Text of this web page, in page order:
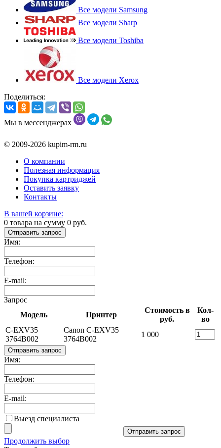
Все модели Samsung
Все модели Sharp
Все модели Toshiba
Все модели Xerox
Поделиться:
Мы в мессенджерах
© 2009-2026 kupim-rm.ru
О компании
Полезная информация
Покупка картриджей
Оставить заявку
Контакты
В вашей корзине:
0 товара на сумму 0 руб.
Отправить запрос
Имя:
Телефон:
E-mail:
Запрос
Модель
Принтер
Стоимость в
руб.
Кол-
во
C-EXV35
3764B002
Canon C-EXV35
3764B002
1 000
Отправить запрос
Имя:
Телефон:
E-mail:
Выезд специалиста
Отправить запрос
Продолжить выбор